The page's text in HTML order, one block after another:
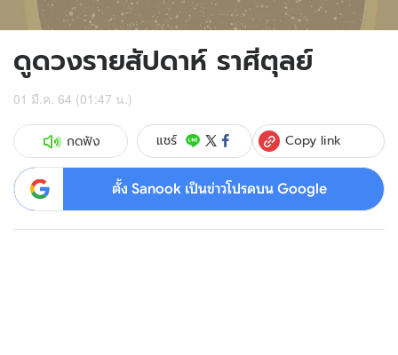
ดูดวงรายสัปดาห์ ราศีตุลย์
01 มี.ค. 64 (01:47 น.)
กดฟัง แชร์ Copy link
ตั้ง Sanook เป็นข่าวโปรดบน Google